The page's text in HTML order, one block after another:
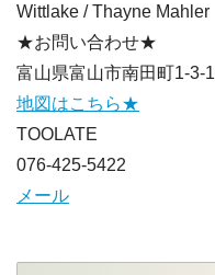
Wittlake / Thayne Mahler
★お問い合わせ★
富山県富山市南田町1-3-
地図はこちら★
TOOLATE
076-425-5422
メール